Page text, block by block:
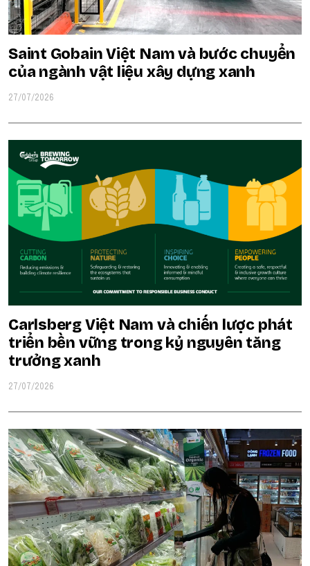
Saint Gobain Việt Nam và bước chuyển
của ngành vật liệu xây dựng xanh
27/07/2026
Carlsberg Việt Nam và chiến lược phát
triển bền vững trong kỷ nguyên tăng
trưởng xanh
27/07/2026